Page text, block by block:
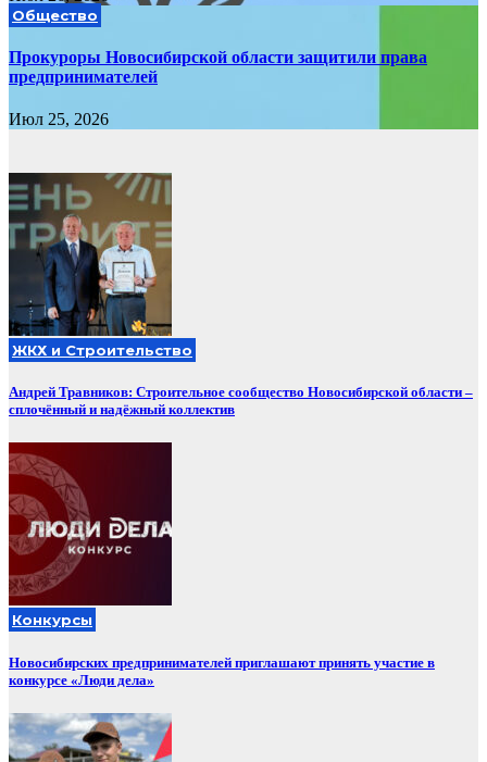
Общество
Прокуроры Новосибирской области защитили права
предпринимателей
Июл 25, 2026
ЖКХ и Строительство
Андрей Травников: Строительное сообщество Новосибирской области –
сплочённый и надёжный коллектив
Конкурсы
Новосибирских предпринимателей приглашают принять участие в
конкурсе «Люди дела»